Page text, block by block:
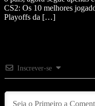
CS2: Os 10 melhores
Playoffs da […]
Inscrever-se